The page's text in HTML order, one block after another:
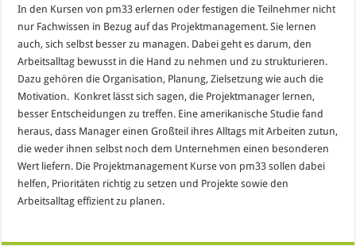
In den Kursen von pm33 erlernen oder festigen die Teilnehmer nicht
nur Fachwissen in Bezug auf das Projektmanagement. Sie lernen
auch, sich selbst besser zu managen. Dabei geht es darum, den
Arbeitsalltag bewusst in die Hand zu nehmen und zu strukturieren.
Dazu gehören die Organisation, Planung, Zielsetzung wie auch die
Motivation. Konkret lässt sich sagen, die Projektmanager lernen,
besser Entscheidungen zu treffen. Eine amerikanische Studie fand
heraus, dass Manager einen Großteil ihres Alltags mit Arbeiten zutun,
die weder ihnen selbst noch dem Unternehmen einen besonderen
Wert liefern. Die Projektmanagement Kurse von pm33 sollen dabei
helfen, Prioritäten richtig zu setzen und Projekte sowie den
Arbeitsalltag effizient zu planen.